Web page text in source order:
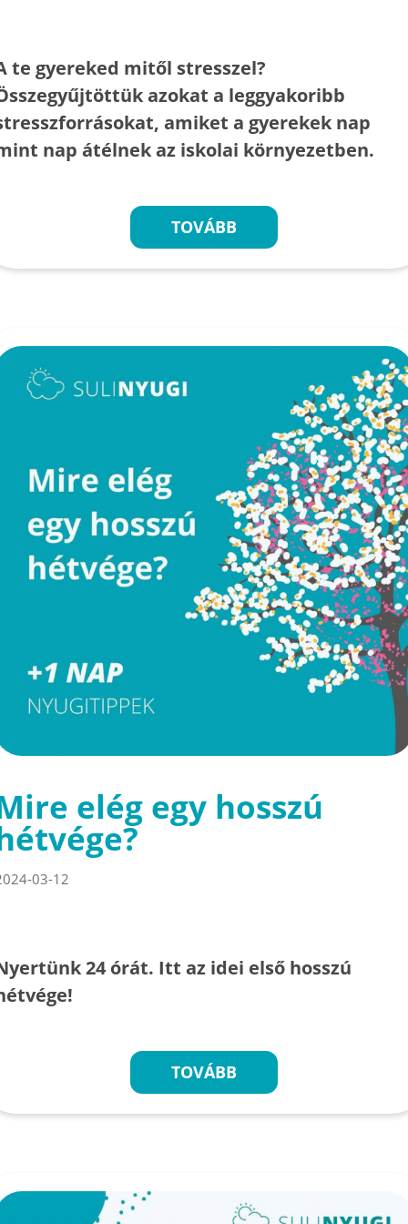
te gyereked mitől stresszel?
azokat a leggyakoribb
amiket a gyerekek nap
nap átélnek az iskolai környezetben.
TOVÁBB
elég egy hosszú
03-12
24 órát. Itt az idei első hosszú
TOVÁBB